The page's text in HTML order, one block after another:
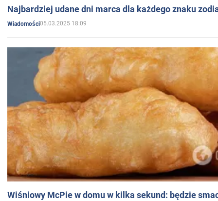
Najbardziej udane dni marca dla każdego znaku
Wiadomości05.03.2025 18:09
Wiśniowy McPie w domu w kilka sekund: będzie